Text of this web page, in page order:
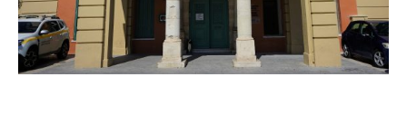
Επικοινωνία